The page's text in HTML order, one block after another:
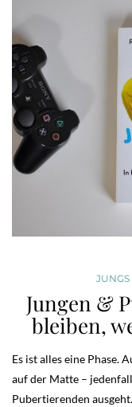
JUNGS
Jungen &
bleiben,
Es ist alles eine Phase.
auf der Matte –
Pubertierenden